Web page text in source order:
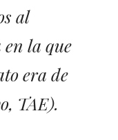
al
en la que
era de
TAE).